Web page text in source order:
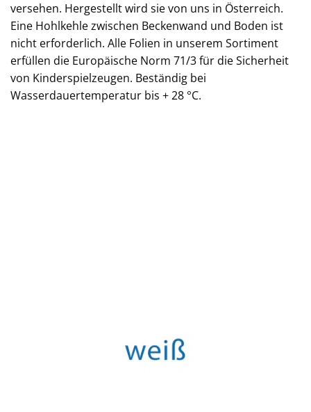
versehen. Hergestellt wird sie von uns in Österreich.
Eine Hohlkehle zwischen Beckenwand und Boden ist
nicht erforderlich. Alle Folien in unserem Sortiment
erfüllen die Europäische Norm 71/3 für die Sicherheit
von Kinderspielzeugen. Beständig bei
Wasserdauertemperatur bis + 28 °C.